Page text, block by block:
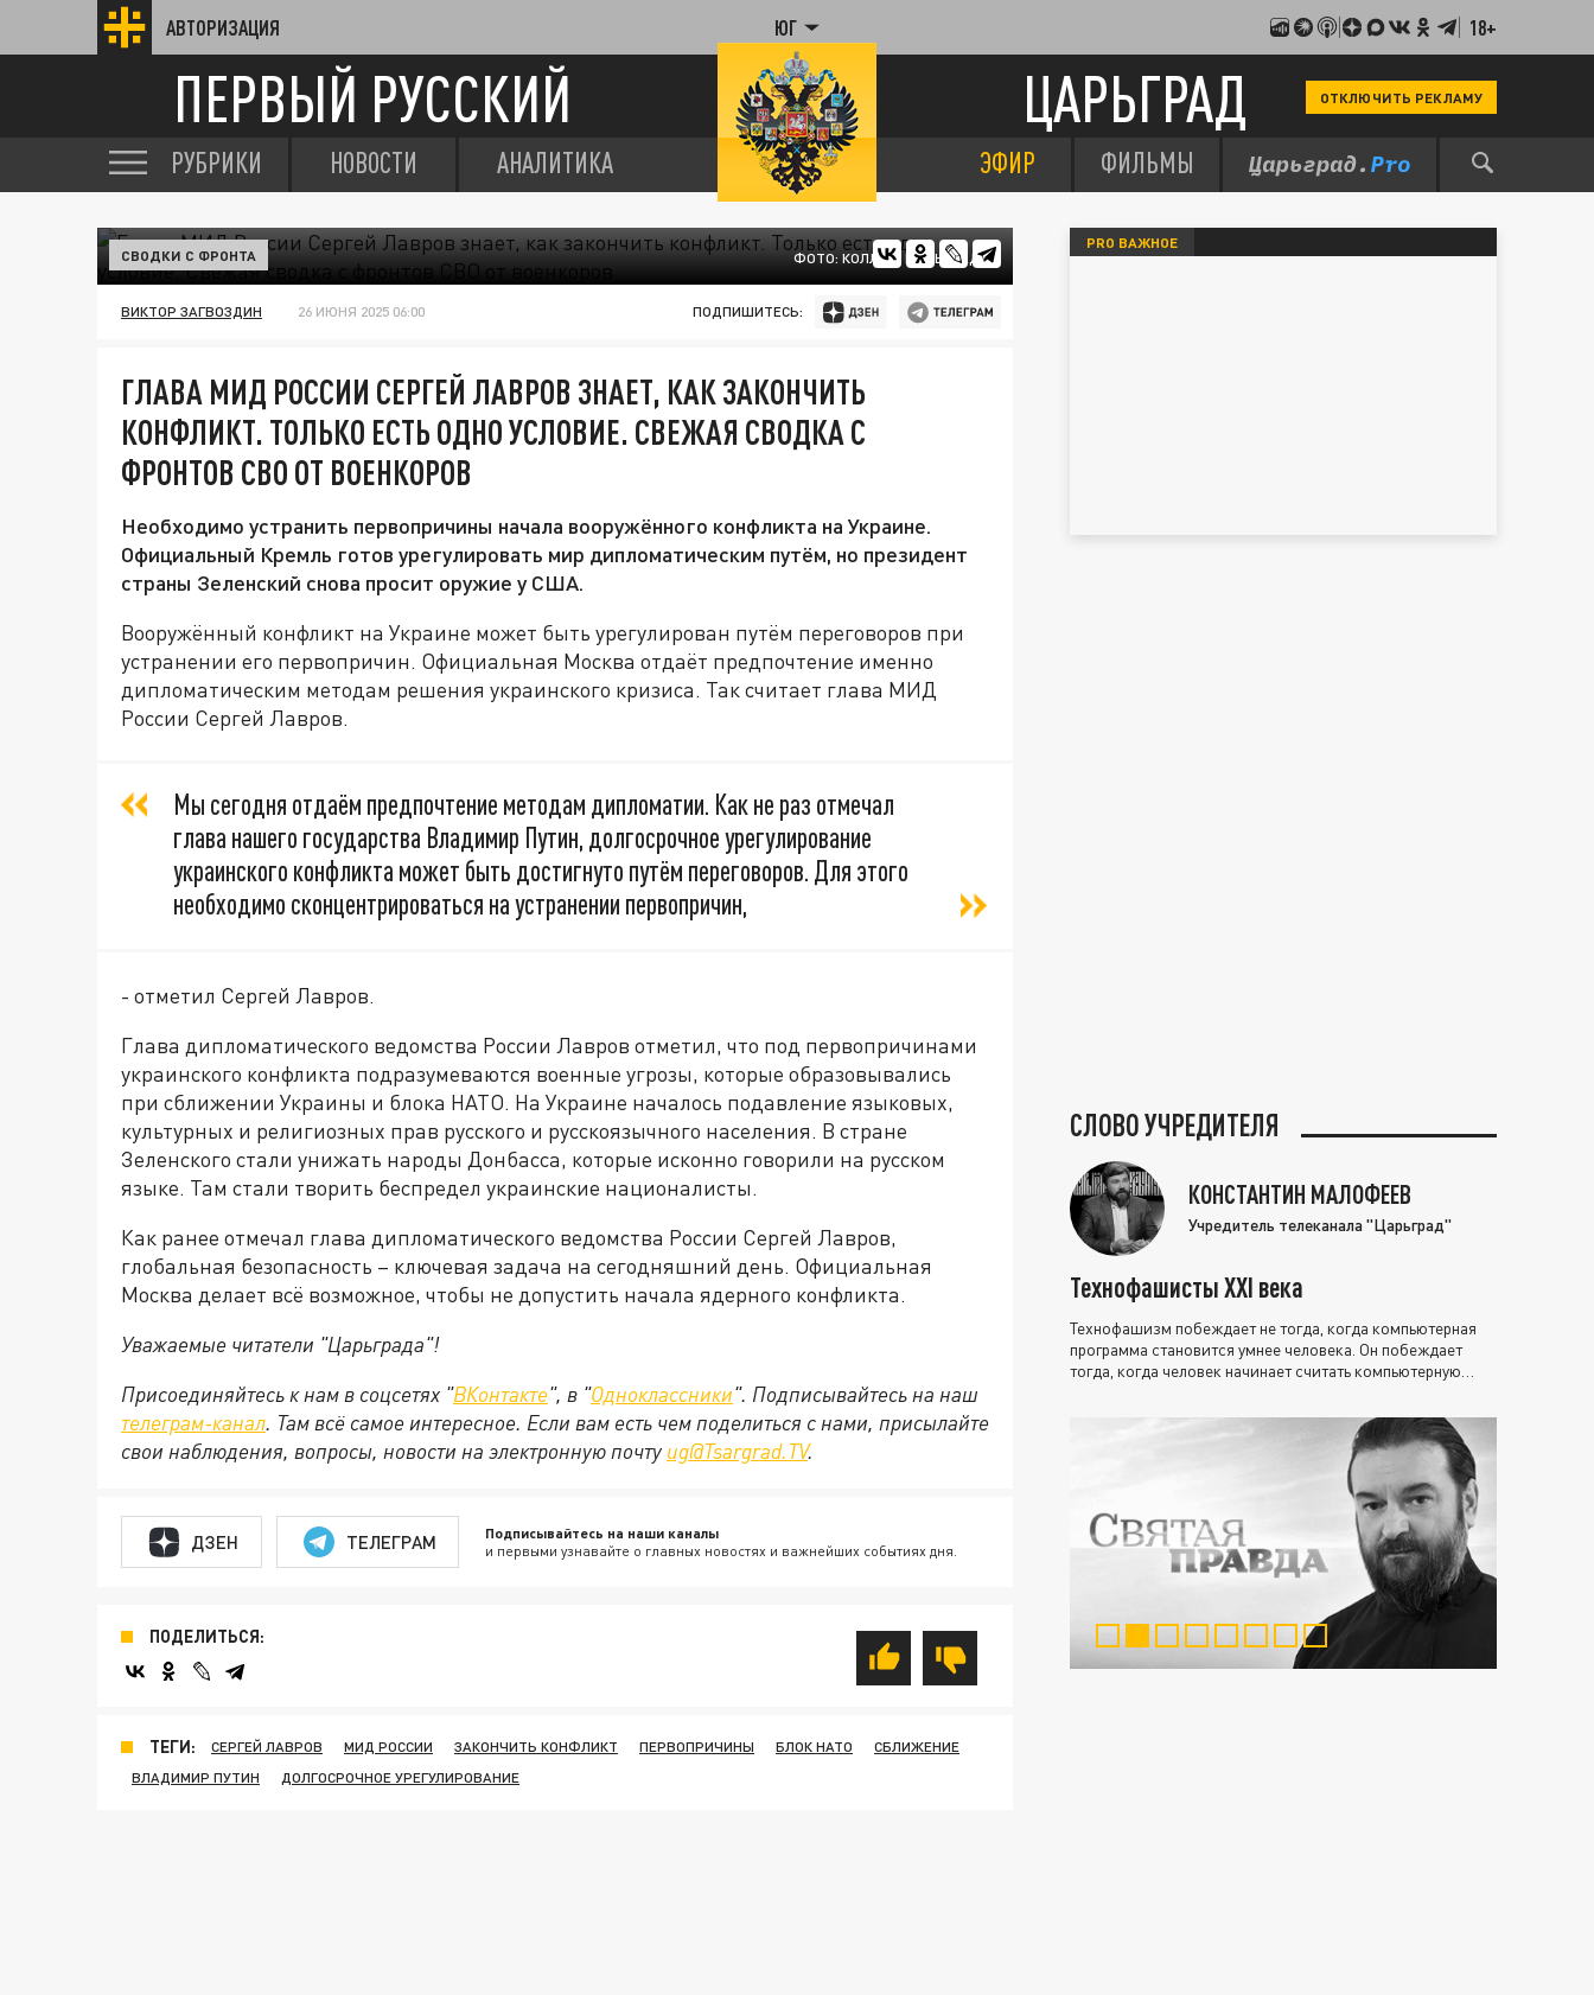
АВТОРИЗАЦИЯ ЮГ 18+
ПЕРВЫЙ РУССКИЙ ЦАРЬГРАД ОТКЛЮЧИТЬ РЕКЛАМУ
РУБРИКИ НОВОСТИ АНАЛИТИКА ЭФИР ФИЛЬМЫ
ФОТО: КОЛЛАЖ ЦАРЬГРАДА
СВОДКИ С ФРОНТА
ВИКТОР ЗАГВОЗДИН 26 ИЮНЯ 2025 06:00 ПОДПИШИТЕСЬ:
ГЛАВА МИД РОССИИ СЕРГЕЙ ЛАВРОВ ЗНАЕТ, КАК ЗАКОНЧИТЬ
КОНФЛИКТ. ТОЛЬКО ЕСТЬ ОДНО УСЛОВИЕ. СВЕЖАЯ СВОДКА С
ФРОНТОВ СВО ОТ ВОЕНКОРОВ
Необходимо устранить первопричины начала вооружённого конфликта на Украине.
Официальный Кремль готов урегулировать мир дипломатическим путём, но президент
страны Зеленский снова просит оружие у США.
Вооружённый конфликт на Украине может быть урегулирован путём переговоров при
устранении его первопричин. Официальная Москва отдаёт предпочтение именно
дипломатическим методам решения украинского кризиса. Так считает глава МИД
России Сергей Лавров.
Мы сегодня отдаём предпочтение методам дипломатии. Как не раз отмечал
глава нашего государства Владимир Путин, долгосрочное урегулирование
украинского конфликта может быть достигнуто путём переговоров. Для этого
необходимо сконцентрироваться на устранении первопричин,
- отметил Сергей Лавров.
Глава дипломатического ведомства России Лавров отметил, что под первопричинами
украинского конфликта подразумеваются военные угрозы, которые образовывались
при сближении Украины и блока НАТО. На Украине началось подавление языковых,
культурных и религиозных прав русского и русскоязычного населения. В стране
Зеленского стали унижать народы Донбасса, которые исконно говорили на русском
языке. Там стали творить беспредел украинские националисты.
Как ранее отмечал глава дипломатического ведомства России Сергей Лавров,
глобальная безопасность – ключевая задача на сегодняшний день. Официальная
Москва делает всё возможное, чтобы не допустить начала ядерного конфликта.
Уважаемые читатели "Царьграда"!
Присоединяйтесь к нам в соцсетях "ВКонтакте", в "Одноклассники". Подписывайтесь на наш
телеграм-канал. Там всё самое интересное. Если вам есть чем поделиться с нами, присылайте
свои наблюдения, вопросы, новости на электронную почту ug@Tsargrad.TV.
ДЗЕН ТЕЛЕГРАМ Подписывайтесь на наши каналы
и первыми узнавайте о главных новостях и важнейших событиях дня.
ПОДЕЛИТЬСЯ:
ТЕГИ: СЕРГЕЙ ЛАВРОВ МИД РОССИИ ЗАКОНЧИТЬ КОНФЛИКТ ПЕРВОПРИЧИНЫ БЛОК НАТО
СБЛИЖЕНИЕ
ВЛАДИМИР ПУТИН
ДОЛГОСРОЧНОЕ УРЕГУЛИРОВАНИЕ
PRO ВАЖНОЕ
СЛОВО УЧРЕДИТЕЛЯ
КОНСТАНТИН МАЛОФЕЕВ
Учредитель телеканала "Царьград"
Технофашисты XXI века
Технофашизм побеждает не тогда, когда компьютерная
программа становится умнее человека. Он побеждает
тогда, когда человек начинает считать компьютерную